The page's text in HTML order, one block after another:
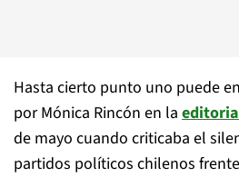
Hasta cierto punto uno puede
por Mónica Rincón en la
de mayo cuando criticaba el
partidos políticos chilenos